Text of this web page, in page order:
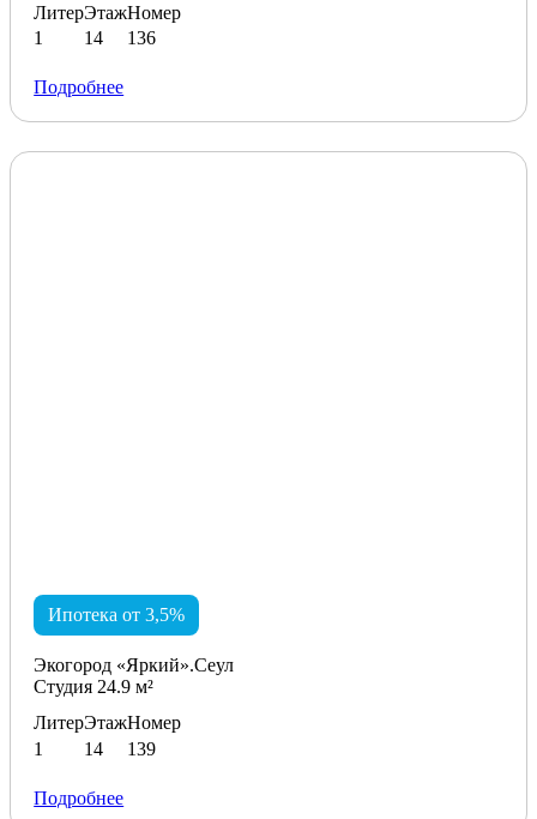
Литер
1
Этаж
14
Номер
136
Подробнее
Ипотека от 3,5%
Экогород «Яркий».Сеул
Студия 24.9 м²
Литер
1
Этаж
14
Номер
139
Подробнее